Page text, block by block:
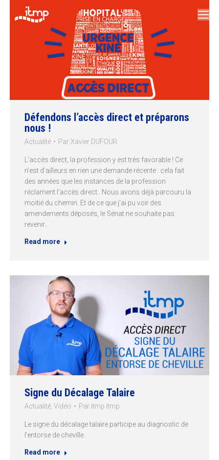
Défendons l’accès direct et préparons
nous !
Actualité Par Xavier DUFOUR
L’accès direct, la profession y est très favorable ! Ce
n’est d’ailleurs en rien une demande récente : cela fait
des années que les instances de la profession
réclament l’accès direct.. Nous avons déjà parcouru la
moitié du chemin. Et de ce que j’ai pu voir des
amendements déposés, le Sénat ne souhaite pas
revenir…
Read more
Signe du Décalage Talaire
Actualité Vidéo Par itmp itmp
Le signe du décalage talaire participe au diagnostic de
l’entorse de cheville.
Read more